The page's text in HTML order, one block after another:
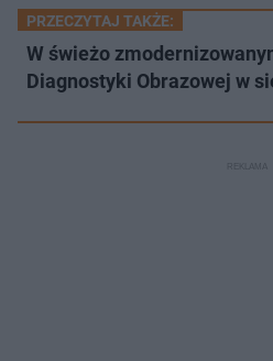
PRZECZYTAJ TAKŻE:
W świeżo
Diagnostyki Obrazowej w